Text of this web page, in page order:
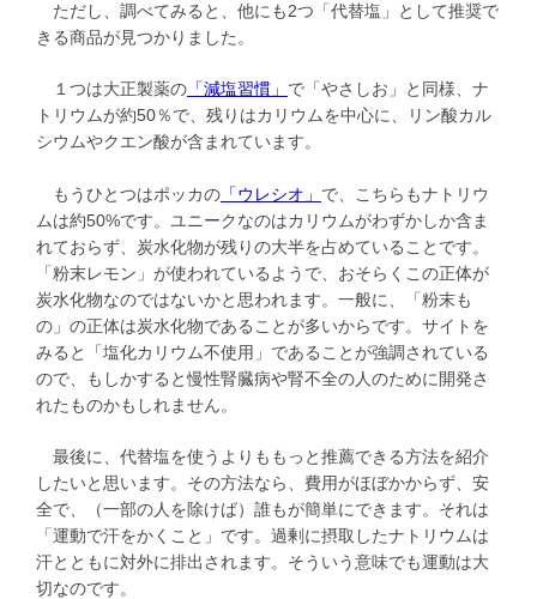
ただし、調べてみると、他にも2つ「代替塩」として推奨で
きる商品が見つかりました。
１つは大正製薬の 「減塩習慣」 で「やさしお」と同様、ナ
トリウムが約50％で、残りはカリウムを中心に、リン酸カル
シウムやクエン酸が含まれています。
もうひとつはポッカの 「ウレシオ」 で、こちらもナトリウ
ムは約50%です。ユニークなのはカリウムがわずかしか含ま
れておらず、炭水化物が残りの大半を占めていることです。
「粉末レモン」が使われているようで、おそらくこの正体が
炭水化物なのではないかと思われます。一般に、「粉末も
の」の正体は炭水化物であることが多いからです。サイトを
みると「塩化カリウム不使用」であることが強調されている
ので、もしかすると慢性腎臓病や腎不全の人のために開発さ
れたものかもしれません。
最後に、代替塩を使うよりももっと推薦できる方法を紹介
したいと思います。その方法なら、費用がほぼかからず、安
全で、（一部の人を除けば）誰もが簡単にできます。それは
「運動で汗をかくこと」です。過剰に摂取したナトリウムは
汗とともに対外に排出されます。そういう意味でも運動は大
切なのです。